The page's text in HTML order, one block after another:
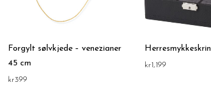
Forgylt sølvkjede – venezianer
45 cm
kr399
Herresmykkeskrin
kr1,199